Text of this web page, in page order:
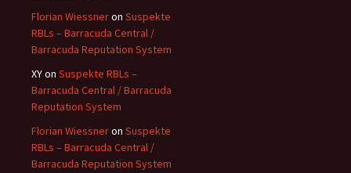
Florian Wiessneron Suspekte
RBLs – Barracuda Central /
Barracuda Reputation System
XYon Suspekte RBLs –
Barracuda Central / Barracuda
Reputation System
Florian Wiessneron Suspekte
RBLs – Barracuda Central /
Barracuda Reputation System